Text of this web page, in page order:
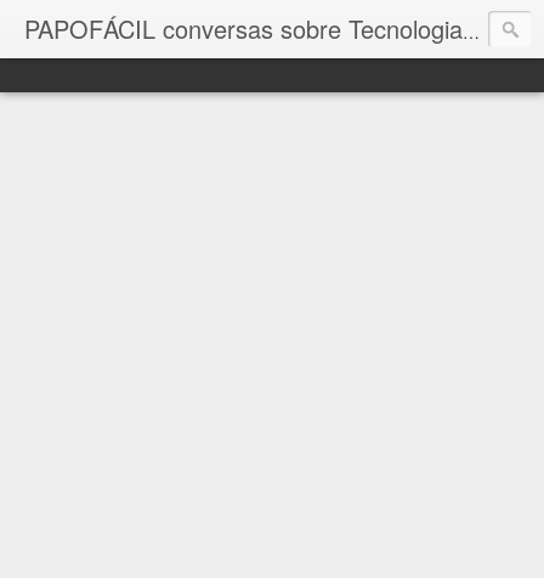
PAPOFÁCIL conversas sobre Tecnologiacom a